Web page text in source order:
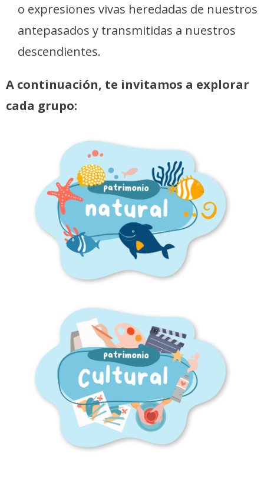
o expresiones vivas heredadas de nuestros
antepasados y transmitidas a nuestros
descendientes.
A continuación, te invitamos a explorar
cada grupo: